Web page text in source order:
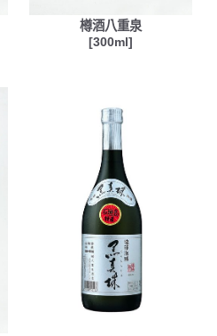
樽酒八重泉
[300ml]